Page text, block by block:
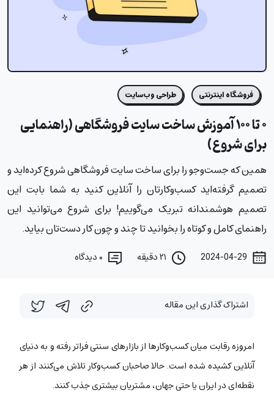
فروشگاه اینترنتی طراحی وب‌سایت
۰ تا ۱۰۰ آموزش ساخت سایت فروشگاهی (راهنمایی
برای شروع)
همین که جست‌وجو را برای ساخت سایت فروشگاهی شروع کرده‌اید و
تصمیم گرفته‌اید کسب‌وکارتان را آنلاین کنید به شما بابت این
تصمیم هوشمندانه تبریک می‌گوییم! برای شروع می‌توانید این
راهنمای کامل و کوتاه را بخوانید تا چند و چون کار دست‌تان بیاید.
دیدگاه
اشتراک گذاری این مقاله
امروزه رقابت میان کسب‌وکارها از بازارهای سنتی فراتر رفته و به دنیای
آنلاین کشیده شده است. حالا صاحبان کسب‌وکار تلاش می‌کنند از هر
نقطه‌ای در ایران یا حتی جهان، مشتریان بیشتری جذب کنند.